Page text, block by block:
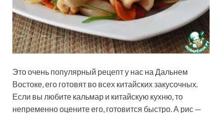
Это очень популярный рецепт у нас на Дальнем
Востоке, его готовят во всех китайских закусочных.
Если вы любите кальмар и китайскую кухню, то
непременно оцените его, готовится быстро. А рис —